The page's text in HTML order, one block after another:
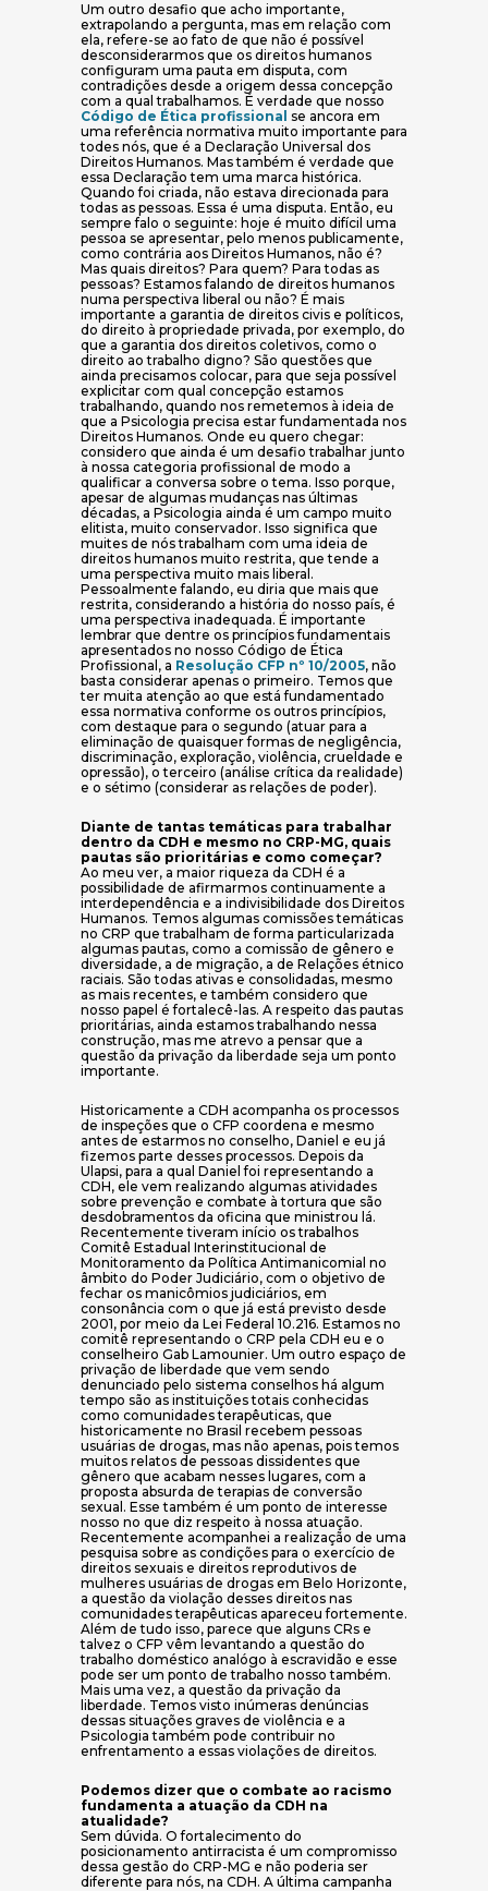
Um outro desafio que acho importante,
extrapolando a pergunta, mas em relação com
ela, refere-se ao fato de que não é possível
desconsiderarmos que os direitos humanos
configuram uma pauta em disputa, com
contradições desde a origem dessa concepção
com a qual trabalhamos. É verdade que nosso
Código de Ética profissional (abre em nova janela)
se ancora em
uma referência normativa muito importante para
todes nós, que é a Declaração Universal dos
Direitos Humanos. Mas também é verdade que
essa Declaração tem uma marca histórica.
Quando foi criada, não estava direcionada para
todas as pessoas. Essa é uma disputa. Então, eu
sempre falo o seguinte: hoje é muito difícil uma
pessoa se apresentar, pelo menos publicamente,
como contrária aos Direitos Humanos, não é?
Mas quais direitos? Para quem? Para todas as
pessoas? Estamos falando de direitos humanos
numa perspectiva liberal ou não? É mais
importante a garantia de direitos civis e políticos,
do direito à propriedade privada, por exemplo, do
que a garantia dos direitos coletivos, como o
direito ao trabalho digno? São questões que
ainda precisamos colocar, para que seja possível
explicitar com qual concepção estamos
trabalhando, quando nos remetemos à ideia de
que a Psicologia precisa estar fundamentada nos
Direitos Humanos. Onde eu quero chegar:
considero que ainda é um desafio trabalhar junto
à nossa categoria profissional de modo a
qualificar a conversa sobre o tema. Isso porque,
apesar de algumas mudanças nas últimas
décadas, a Psicologia ainda é um campo muito
elitista, muito conservador. Isso significa que
muites de nós trabalham com uma ideia de
direitos humanos muito restrita, que tende a
uma perspectiva muito mais liberal.
Pessoalmente falando, eu diria que mais que
restrita, considerando a história do nosso país, é
uma perspectiva inadequada. É importante
lembrar que dentre os princípios fundamentais
apresentados no nosso Código de Ética
Profissional, a Resolução CFP nº 10/2005(abre em nova
, não
basta considerar apenas o primeiro. Temos que
ter muita atenção ao que está fundamentado
essa normativa conforme os outros princípios,
com destaque para o segundo (atuar para a
eliminação de quaisquer formas de negligência,
discriminação, exploração, violência, crueldade e
opressão), o terceiro (análise crítica da realidade)
e o sétimo (considerar as relações de poder).
Diante de tantas temáticas para trabalhar
dentro da CDH e mesmo no CRP-MG, quais
pautas são prioritárias e como começar?
Ao meu ver, a maior riqueza da CDH é a
possibilidade de afirmarmos continuamente a
interdependência e a indivisibilidade dos Direitos
Humanos. Temos algumas comissões temáticas
no CRP que trabalham de forma particularizada
algumas pautas, como a comissão de gênero e
diversidade, a de migração, a de Relações étnico
raciais. São todas ativas e consolidadas, mesmo
as mais recentes, e também considero que
nosso papel é fortalecê-las. A respeito das pautas
prioritárias, ainda estamos trabalhando nessa
construção, mas me atrevo a pensar que a
questão da privação da liberdade seja um ponto
importante.
Historicamente a CDH acompanha os processos
de inspeções que o CFP coordena e mesmo
antes de estarmos no conselho, Daniel e eu já
fizemos parte desses processos. Depois da
Ulapsi, para a qual Daniel foi representando a
CDH, ele vem realizando algumas atividades
sobre prevenção e combate à tortura que são
desdobramentos da oficina que ministrou lá.
Recentemente tiveram início os trabalhos
Comitê Estadual Interinstitucional de
Monitoramento da Política Antimanicomial no
âmbito do Poder Judiciário, com o objetivo de
fechar os manicômios judiciários, em
consonância com o que já está previsto desde
2001, por meio da Lei Federal 10.216. Estamos no
comitê representando o CRP pela CDH eu e o
conselheiro Gab Lamounier. Um outro espaço de
privação de liberdade que vem sendo
denunciado pelo sistema conselhos há algum
tempo são as instituições totais conhecidas
como comunidades terapêuticas, que
historicamente no Brasil recebem pessoas
usuárias de drogas, mas não apenas, pois temos
muitos relatos de pessoas dissidentes que
gênero que acabam nesses lugares, com a
proposta absurda de terapias de conversão
sexual. Esse também é um ponto de interesse
nosso no que diz respeito à nossa atuação.
Recentemente acompanhei a realização de uma
pesquisa sobre as condições para o exercício de
direitos sexuais e direitos reprodutivos de
mulheres usuárias de drogas em Belo Horizonte,
a questão da violação desses direitos nas
comunidades terapêuticas apareceu fortemente.
Além de tudo isso, parece que alguns CRs e
talvez o CFP vêm levantando a questão do
trabalho doméstico analógo à escravidão e esse
pode ser um ponto de trabalho nosso também.
Mais uma vez, a questão da privação da
liberdade. Temos visto inúmeras denúncias
dessas situações graves de violência e a
Psicologia também pode contribuir no
enfrentamento a essas violações de direitos.
Podemos dizer que o combate ao racismo
fundamenta a atuação da CDH na
atualidade?
Sem dúvida. O fortalecimento do
posicionamento antirracista é um compromisso
dessa gestão do CRP-MG e não poderia ser
diferente para nós, na CDH. A última campanha